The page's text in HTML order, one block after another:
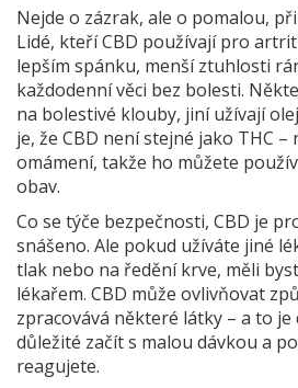
Nejde o zázrak, ale o pomalou,
Lidé, kteří CBD používají pro
lepším spánku, menší ztuhlosti
každodenní věci bez bolesti.
na bolestivé klouby, jiní užívají
je, že CBD není stejné jako THC –
omámení, takže ho můžete
obav.
Co se týče bezpečnosti, CBD je
snášeno. Ale pokud užíváte jiné
tlak nebo na ředění krve, měli
lékařem. CBD může ovlivňovat
zpracovává některé látky – a to je
důležité začít s malou dávkou a
reagujete.